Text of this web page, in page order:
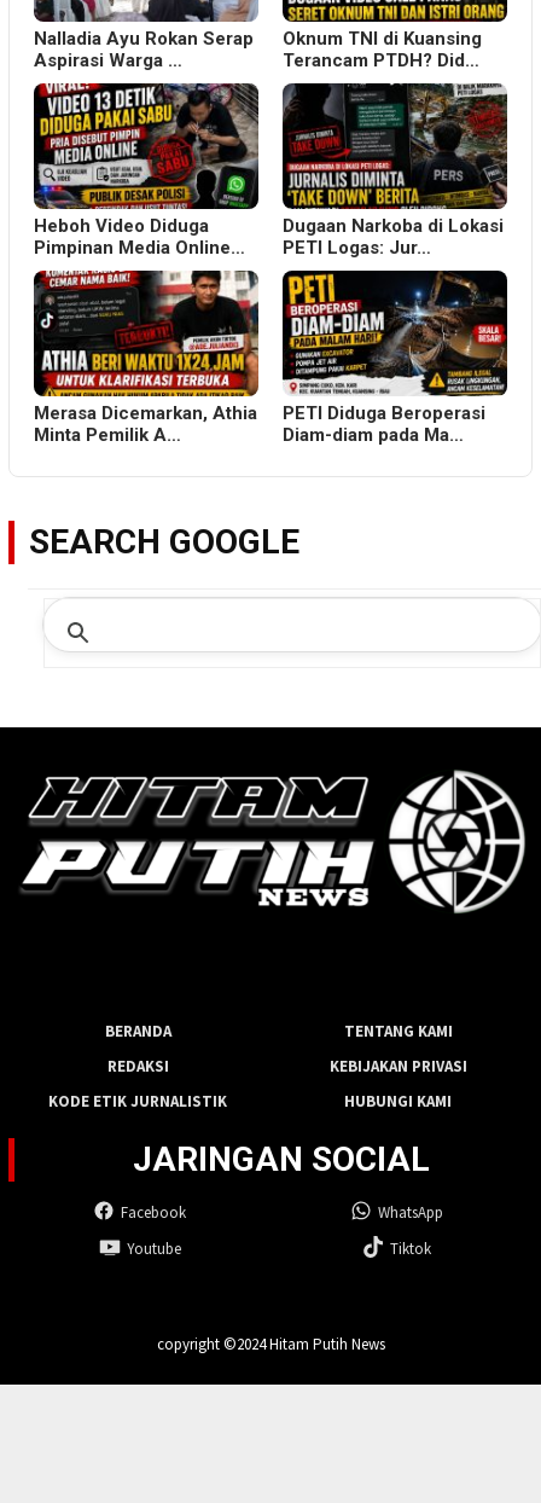
Nalladia Ayu Rokan Serap
Aspirasi Warga …
Oknum TNI di Kuansing
Terancam PTDH? Did…
Heboh Video Diduga
Pimpinan Media Online…
Dugaan Narkoba di Lokasi
PETI Logas: Jur…
Merasa Dicemarkan, Athia
Minta Pemilik A…
PETI Diduga Beroperasi
Diam-diam pada Ma…
SEARCH GOOGLE
BERANDA
TENTANG KAMI
REDAKSI
KEBIJAKAN PRIVASI
KODE ETIK JURNALISTIK
HUBUNGI KAMI
JARINGAN SOCIAL
Facebook
WhatsApp
Youtube
Tiktok
copyright ©2024 Hitam Putih News